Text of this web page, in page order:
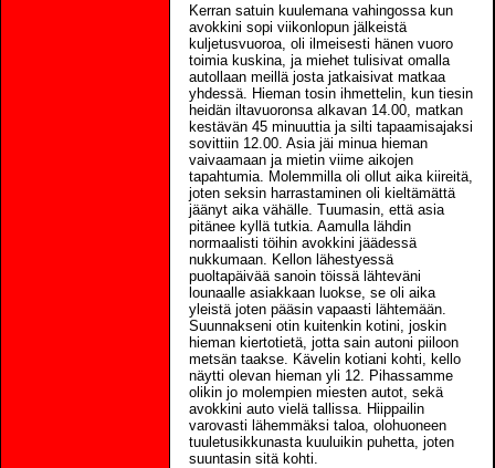
Kerran satuin kuulemana vahingossa kun
avokkini sopi viikonlopun jälkeistä
kuljetusvuoroa, oli ilmeisesti hänen vuoro
toimia kuskina, ja miehet tulisivat omalla
autollaan meillä josta jatkaisivat matkaa
yhdessä. Hieman tosin ihmettelin, kun tiesin
heidän iltavuoronsa alkavan 14.00, matkan
kestävän 45 minuuttia ja silti tapaamisajaksi
sovittiin 12.00. Asia jäi minua hieman
vaivaamaan ja mietin viime aikojen
tapahtumia. Molemmilla oli ollut aika kiireitä,
joten seksin harrastaminen oli kieltämättä
jäänyt aika vähälle. Tuumasin, että asia
pitänee kyllä tutkia. Aamulla lähdin
normaalisti töihin avokkini jäädessä
nukkumaan. Kellon lähestyessä
puoltapäivää sanoin töissä lähteväni
lounaalle asiakkaan luokse, se oli aika
yleistä joten pääsin vapaasti lähtemään.
Suunnakseni otin kuitenkin kotini, joskin
hieman kiertotietä, jotta sain autoni piiloon
metsän taakse. Kävelin kotiani kohti, kello
näytti olevan hieman yli 12. Pihassamme
olikin jo molempien miesten autot, sekä
avokkini auto vielä tallissa. Hiippailin
varovasti lähemmäksi taloa, olohuoneen
tuuletusikkunasta kuuluikin puhetta, joten
suuntasin sitä kohti.